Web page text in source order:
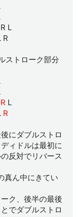
L
R
ストローク部分
L
R
にダブルストロ
ィドルは最初に
反対でリバース
真ん中にきてい
ク、後半の最後
でダブルストロ